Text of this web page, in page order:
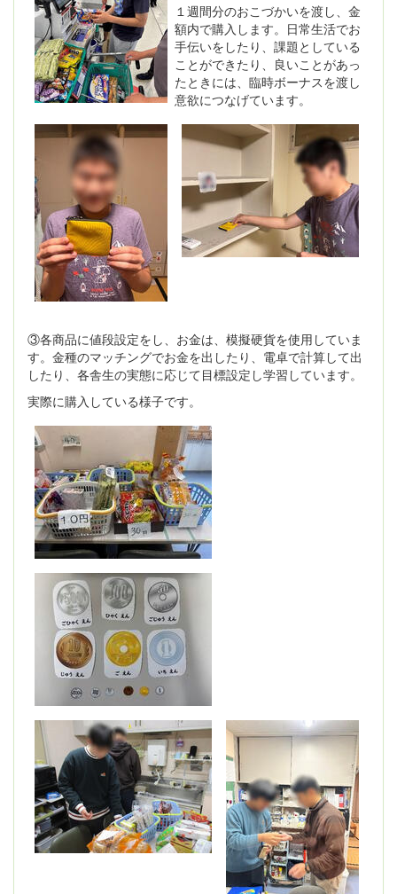
１週間分のおこづかいを渡し、金
額内で購入します。日常生活でお
手伝いをしたり、課題としている
ことができたり、良いことがあっ
たときには、臨時ボーナスを渡し
意欲につなげています。
③各商品に値段設定をし、お金は、模擬硬貨を使用していま
す。金種のマッチングでお金を出したり、電卓で計算して出
したり、各舎生の実態に応じて目標設定し学習しています。
実際に購入している様子です。